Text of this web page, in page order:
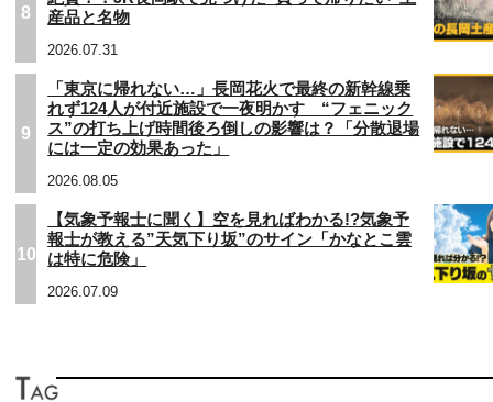
8
産品と名物
2026.07.31
9
「東京に帰れない…」長岡花火で最終の新幹線乗
れず124人が付近施設で一夜明かす “フェニック
ス”の打ち上げ時間後ろ倒しの影響は？「分散退場
には一定の効果あった」
2026.08.05
10
【気象予報士に聞く】空を見ればわかる!?気象予
報士が教える”天気下り坂”のサイン「かなとこ雲
は特に危険」
2026.07.09